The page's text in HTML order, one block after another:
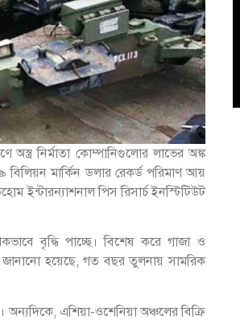
অস্ত্র নির্মাতা কোম্পানিগুলোর লাভের অঙ্ক
বিলিয়ন মার্কিন ডলার রেকর্ড পরিমাণ আয়
ইন্টারন্যাশনাল পিস রিসার্চ ইনস্টিটিউট
বৃদ্ধি পাচ্ছে। বিশেষ করে গাজা ও
জানানো হয়েছে, গত বছর তুলনায় সামরিক
অন্যদিকে, এশিয়া-ওশেনিয়া অঞ্চলের বিক্রি